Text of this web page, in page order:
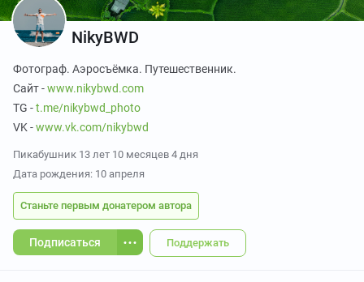
NikyBWD
Фотограф. Аэросъёмка. Путешественник.
Сайт -www.nikybwd.com
TG -t.me/nikybwd_photo
VK -www.vk.com/nikybwd
Пикабушник 13 лет 10 месяцев 4 дня
Дата рождения: 10 апреля
Станьте первым донатером автора
Подписаться Поддержать